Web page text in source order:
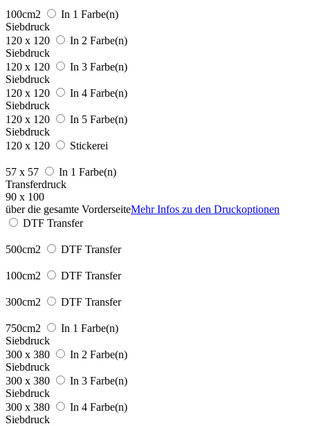
100cm2
In 1 Farbe(n)
Siebdruck
120 x 120
In 2 Farbe(n)
Siebdruck
120 x 120
In 3 Farbe(n)
Siebdruck
120 x 120
In 4 Farbe(n)
Siebdruck
120 x 120
In 5 Farbe(n)
Siebdruck
120 x 120
Stickerei
57 x 57
In 1 Farbe(n)
Transferdruck
90 x 100
über die gesamte VorderseiteMehr Infos zu den Druckoptionen
DTF Transfer
500cm2 DTF Transfer
100cm2 DTF Transfer
300cm2 DTF Transfer
750cm2
In 1 Farbe(n)
Siebdruck
300 x 380
In 2 Farbe(n)
Siebdruck
300 x 380
In 3 Farbe(n)
Siebdruck
300 x 380
In 4 Farbe(n)
Siebdruck